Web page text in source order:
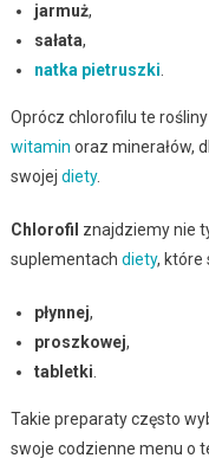
jarmuż,
sałata,
natka pietruszki
Oprócz chlorofilu te
witamin oraz minerałów,
swojej diety.
Chlorofil znajdziemy nie
suplementach diety, które
płynnej,
proszkowej,
tabletki
Takie preparaty często
swoje codzienne menu o